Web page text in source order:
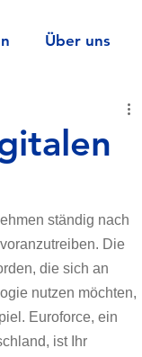
Über uns
ständig nach
Die
die sich an
nutzen möchten,
Euroforce, ein
ist Ihr